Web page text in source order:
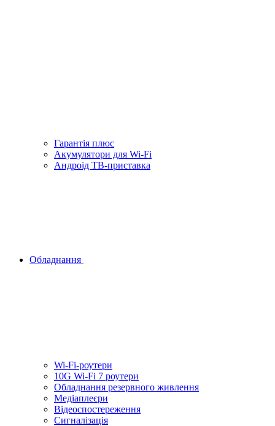
Гарантiя плюс
Акумулятори для Wi-Fi
Андроід ТВ-приставка
Обладнання
Wi-Fi-роутери
10G Wi-Fi 7 роутери
Обладнання резервного живлення
Медiаплеєри
Відеоспостереження
Сигналізація